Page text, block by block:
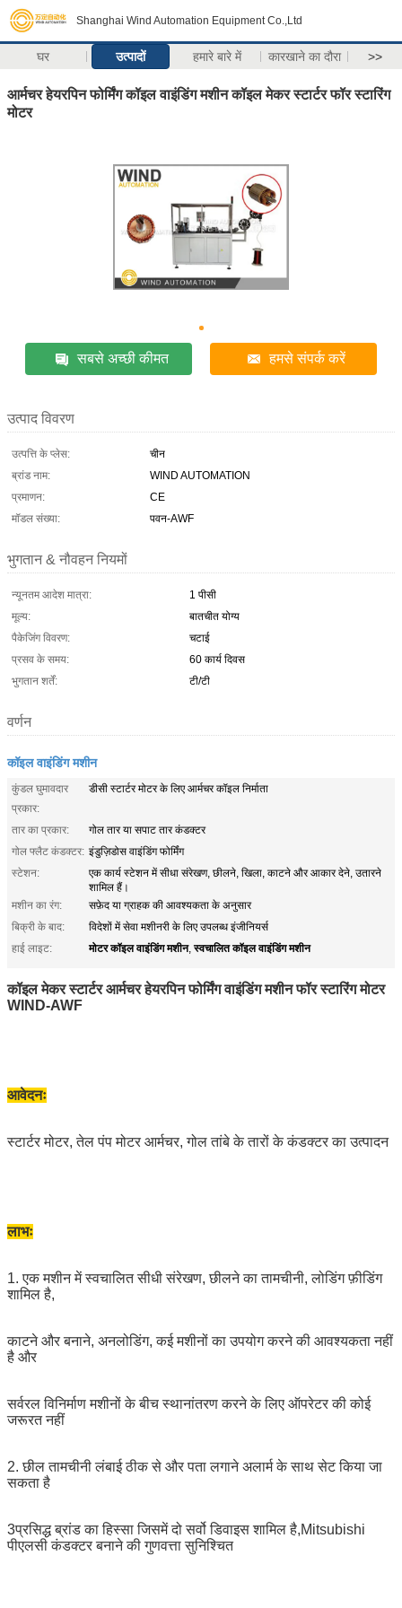
Shanghai Wind Automation Equipment Co.,Ltd
घर उत्पादों हमारे बारे में कारखाने का दौरा >>
आर्मचर हेयरपिन फोर्मिंग कॉइल वाइंडिंग मशीन कॉइल मेकर स्टार्टर फॉर स्टारिंग
मोटर
सबसे अच्छी कीमत हमसे संपर्क करें
उत्पाद विवरण
उत्पत्ति के प्लेस:
चीन
ब्रांड नाम:
WIND AUTOMATION
प्रमाणन:
CE
मॉडल संख्या:
पवन-AWF
भुगतान & नौवहन नियमों
न्यूनतम आदेश मात्रा:
1 पीसी
मूल्य:
बातचीत योग्य
पैकेजिंग विवरण:
चटाई
प्रसव के समय:
60 कार्य दिवस
भुगतान शर्तें:
टी/टी
वर्णन
कॉइल वाइंडिंग मशीन
कुंडल घुमावदार
प्रकार:
डीसी स्टार्टर मोटर के लिए आर्मचर कॉइल निर्माता
तार का प्रकार:
गोल तार या सपाट तार कंडक्टर
गोल फ्लैट कंडक्टर: इंडुज़िडोस वाइंडिंग फोर्मिंग
स्टेशन:
एक कार्य स्टेशन में सीधा संरेखण, छीलने, खिला, काटने और आकार देने, उतारने
शामिल हैं।
मशीन का रंग:
सफ़ेद या ग्राहक की आवश्यकता के अनुसार
बिक्री के बाद:
विदेशों में सेवा मशीनरी के लिए उपलब्ध इंजीनियर्स
हाई लाइट:
मोटर कॉइल वाइंडिंग मशीन,स्वचालित कॉइल वाइंडिंग मशीन
कॉइल मेकर स्टार्टर आर्मचर हेयरपिन फोर्मिंग वाइंडिंग मशीन फॉर स्टारिंग मोटर
WIND-AWF
आवेदनः
स्टार्टर मोटर, तेल पंप मोटर आर्मचर, गोल तांबे के तारों के कंडक्टर का उत्पादन
लाभः
1. एक मशीन में स्वचालित सीधी संरेखण, छीलने का तामचीनी, लोडिंग फ़ीडिंग
शामिल है,
काटने और बनाने, अनलोडिंग, कई मशीनों का उपयोग करने की आवश्यकता नहीं
है और
सर्वरल विनिर्माण मशीनों के बीच स्थानांतरण करने के लिए ऑपरेटर की कोई
जरूरत नहीं
2. छील तामचीनी लंबाई ठीक से और पता लगाने अलार्म के साथ सेट किया जा
सकता है
3प्रसिद्ध ब्रांड का हिस्सा जिसमें दो सर्वो डिवाइस शामिल है,Mitsubishi
पीएलसी कंडक्टर बनाने की गुणवत्ता सुनिश्चित